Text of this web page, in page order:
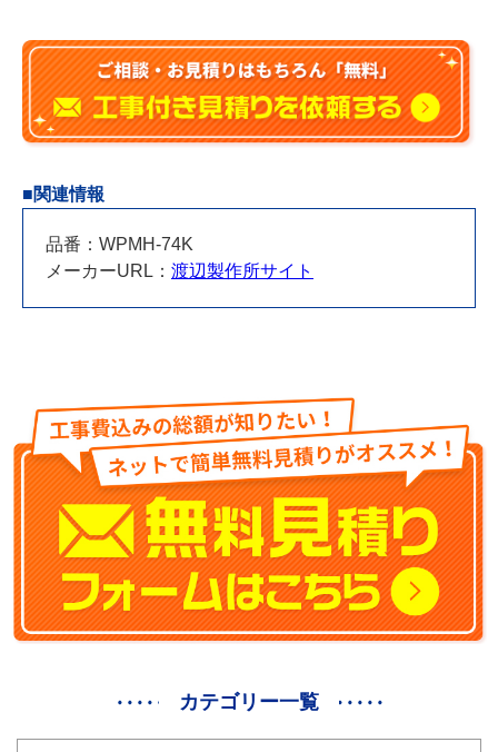
■関連情報
品番：WPMH-74K
メーカーURL： 渡辺製作所サイト
カテゴリー一覧